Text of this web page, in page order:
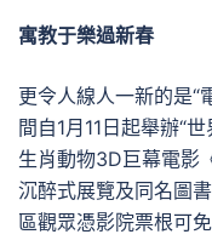
寓教于樂過新春
更令人線人一新的是“
間自1月11日起舉辦“
生肖動物3D巨幕電影
沉醉式展覽及同名圖
區觀眾憑影院票根可